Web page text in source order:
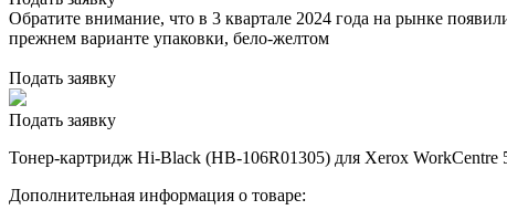
Обратите внимание, что в 3 квартале 2024 года на рынке
прежнем варианте упаковки, бело-желтом
Подать заявку
Подать заявку
Тонер-картридж Hi-Black (HB-106R01305) для Xerox WorkCentre
Дополнительная информация о товаре: